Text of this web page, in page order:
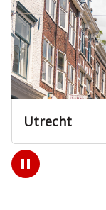
Nieuwegein
Play
/